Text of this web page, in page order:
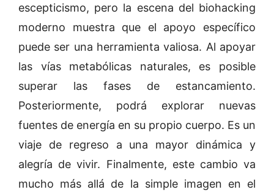
escepticismo, pero la escena del biohacking
moderno muestra que el apoyo específico
puede ser una herramienta valiosa. Al apoyar
las vías metabólicas naturales, es posible
superar las fases de estancamiento.
Posteriormente, podrá explorar nuevas
fuentes de energía en su propio cuerpo. Es un
viaje de regreso a una mayor dinámica y
alegría de vivir. Finalmente, este cambio va
mucho más allá de la simple imagen en el